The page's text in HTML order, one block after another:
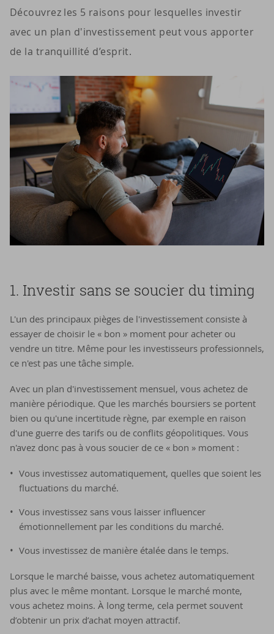
Découvrez les 5 raisons pour lesquelles investir
avec un plan d'investissement peut vous apporter
de la tranquillité d’esprit.
1. In­ves­tir sans se sou­cier du ti­ming
L'un des principaux pièges de l'investissement consiste à
essayer de choisir le « bon » moment pour acheter ou
vendre un titre. Même pour les investisseurs professionnels,
ce n'est pas une tâche simple.
Avec un plan d'investissement mensuel, vous achetez de
manière périodique. Que les marchés boursiers se portent
bien ou qu'une incertitude règne, par exemple en raison
d'une guerre des tarifs ou de conflits géopolitiques. Vous
n'avez donc pas à vous soucier de ce « bon » moment :
Vous investissez automatiquement, quelles que soient les
fluctuations du marché.
Vous investissez sans vous laisser influencer
émotionnellement par les conditions du marché.
Vous investissez de manière étalée dans le temps.
Lorsque le marché baisse, vous achetez automatiquement
plus avec le même montant. Lorsque le marché monte,
vous achetez moins. À long terme, cela permet souvent
d’obtenir un prix d’achat moyen attractif.